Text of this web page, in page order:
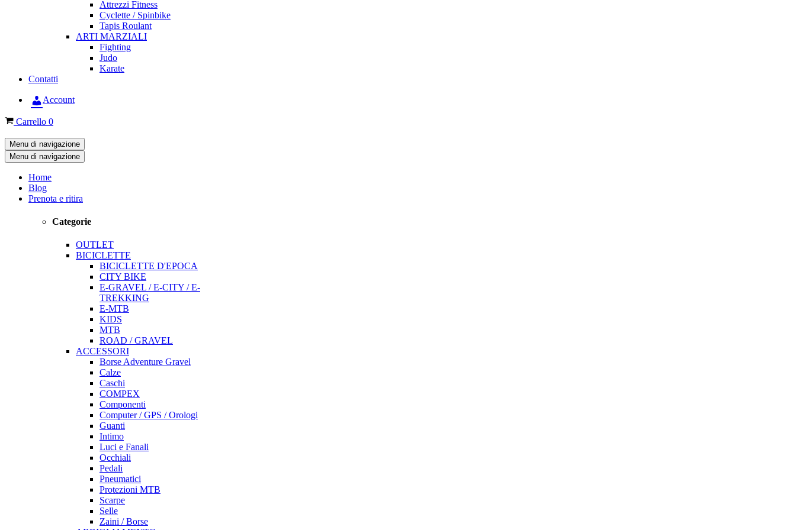
Attrezzi Fitness
Cyclette / Spinbike
Tapis Roulant
ARTI MARZIALI
Fighting
Judo
Karate
Contatti
Account
Carrello 0
Menu di navigazione
Menu di navigazione
Home
Blog
Prenota e ritira
Categorie
OUTLET
BICICLETTE
BICICLETTE D'EPOCA
CITY BIKE
E-GRAVEL / E-CITY / E-
TREKKING
E-MTB
KIDS
MTB
ROAD / GRAVEL
ACCESSORI
Borse Adventure Gravel
Calze
Caschi
COMPEX
Componenti
Computer / GPS / Orologi
Guanti
Intimo
Luci e Fanali
Occhiali
Pedali
Pneumatici
Protezioni MTB
Scarpe
Selle
Zaini / Borse